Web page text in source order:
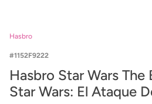
Hasbro
1152F9222
Hasbro Star Wars The
Star Wars: El Ataque